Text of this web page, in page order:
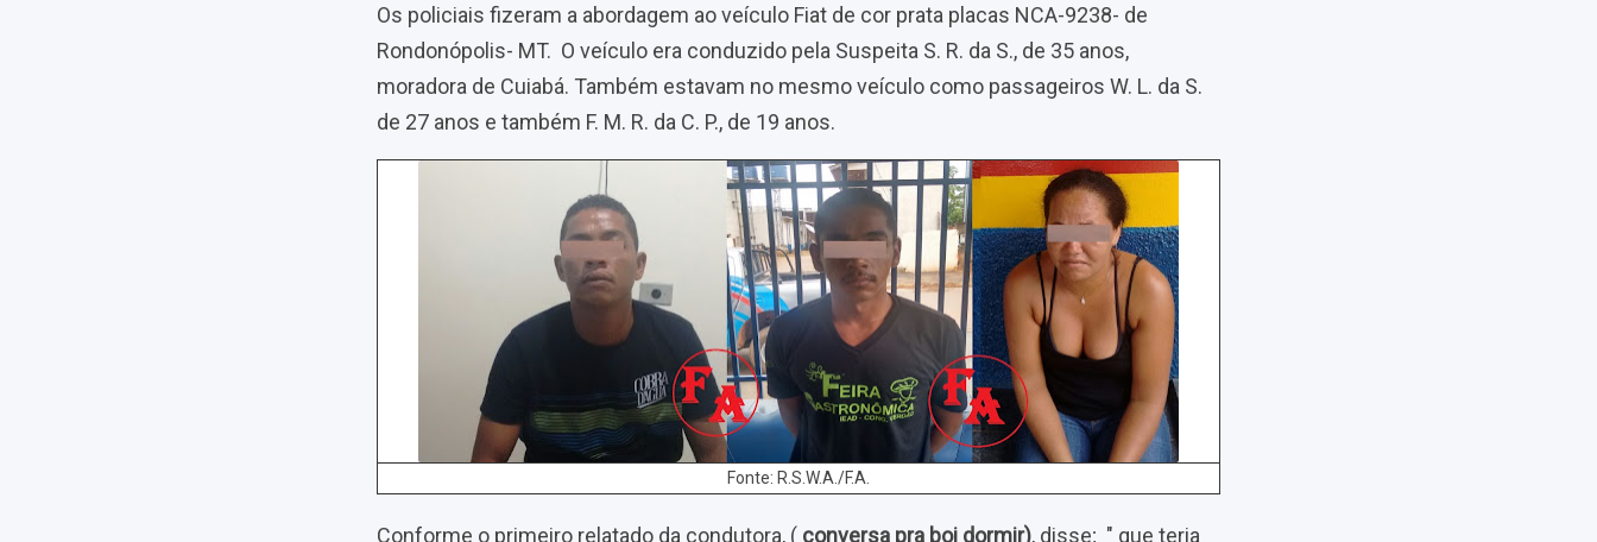
Os policiais fizeram a abordagem ao veículo Fiat de cor prata placas NCA-9238- de
Rondonópolis- MT. O veículo era conduzido pela Suspeita S. R. da S., de 35 anos,
moradora de Cuiabá. Também estavam no mesmo veículo como passageiros W. L. da S.
de 27 anos e também F. M. R. da C. P., de 19 anos.
Fonte: R.S.W.A./F.A.
Conforme o primeiro relatado da condutora, ( conversa pra boi dormir), disse; " que teria